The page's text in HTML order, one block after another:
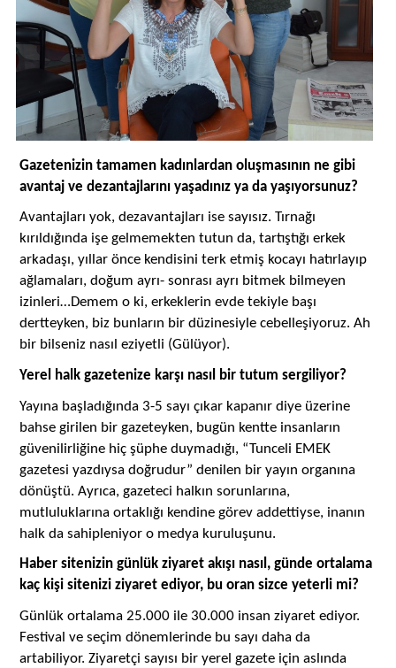
Gazetenizin tamamen kadınlardan oluşmasının ne gibi
avantaj ve dezantajlarını yaşadınız ya da yaşıyorsunuz?
Avantajları yok, dezavantajları ise sayısız. Tırnağı
kırıldığında işe gelmemekten tutun da, tartıştığı erkek
arkadaşı, yıllar önce kendisini terk etmiş kocayı hatırlayıp
ağlamaları, doğum ayrı- sonrası ayrı bitmek bilmeyen
izinleri…Demem o ki, erkeklerin evde tekiyle başı
dertteyken, biz bunların bir düzinesiyle cebelleşiyoruz. Ah
bir bilseniz nasıl eziyetli (Gülüyor).
Yerel halk gazetenize karşı nasıl bir tutum sergiliyor?
Yayına başladığında 3-5 sayı çıkar kapanır diye üzerine
bahse girilen bir gazeteyken, bugün kentte insanların
güvenilirliğine hiç şüphe duymadığı, “Tunceli EMEK
gazetesi yazdıysa doğrudur” denilen bir yayın organına
dönüştü. Ayrıca, gazeteci halkın sorunlarına,
mutluluklarına ortaklığı kendine görev addettiyse, inanın
halk da sahipleniyor o medya kuruluşunu.
Haber sitenizin günlük ziyaret akışı nasıl, günde ortalama
kaç kişi sitenizi ziyaret ediyor, bu oran sizce yeterli mi?
Günlük ortalama 25.000 ile 30.000 insan ziyaret ediyor.
Festival ve seçim dönemlerinde bu sayı daha da
artabiliyor. Ziyaretçi sayısı bir yerel gazete için aslında